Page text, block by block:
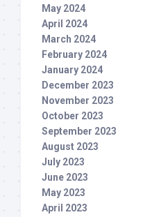
May 2024
April 2024
March 2024
February 2024
January 2024
December 2023
November 2023
October 2023
September 2023
August 2023
July 2023
June 2023
May 2023
April 2023